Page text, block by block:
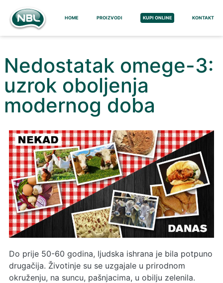
HOME PROIZVODI KUPI ONLINE KONTAKT
Nedostatak omege-3:
uzrok oboljenja
modernog doba
Do prije 50-60 godina, ljudska ishrana je bila potpuno
drugačija. Životinje su se uzgajale u prirodnom
okruženju, na suncu, pašnjacima, u obilju zelenila.